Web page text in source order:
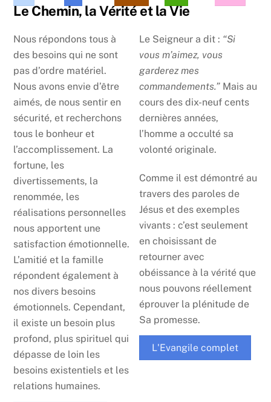
Le Chemin, la Vérité et la Vie
Nous répondons tous à
des besoins qui ne sont
pas d’ordre matériel.
Nous avons envie d’être
aimés, de nous sentir en
sécurité, et recherchons
tous le bonheur et
l’accomplissement. La
fortune, les
divertissements, la
renommée, les
réalisations personnelles
nous apportent une
satisfaction émotionnelle.
L’amitié et la famille
répondent également à
nos divers besoins
émotionnels. Cependant,
il existe un besoin plus
profond, plus spirituel qui
dépasse de loin les
besoins existentiels et les
relations humaines.
Le Seigneur a dit : “Si
vous m’aimez, vous
garderez mes
commandements.” Mais au
cours des dix-neuf cents
dernières années,
l’homme a occulté sa
volonté originale.
Comme il est démontré au
travers des paroles de
Jésus et des exemples
vivants : c’est seulement
en choisissant de
retourner avec
obéissance à la vérité que
nous pouvons réellement
éprouver la plénitude de
Sa promesse.
L'Evangile complet